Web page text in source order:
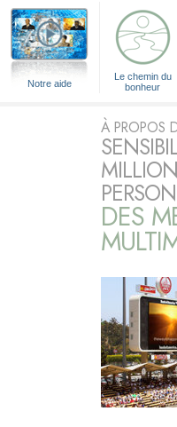
Notre aide
Le chemin du
bonheur
À PROPOS
DES